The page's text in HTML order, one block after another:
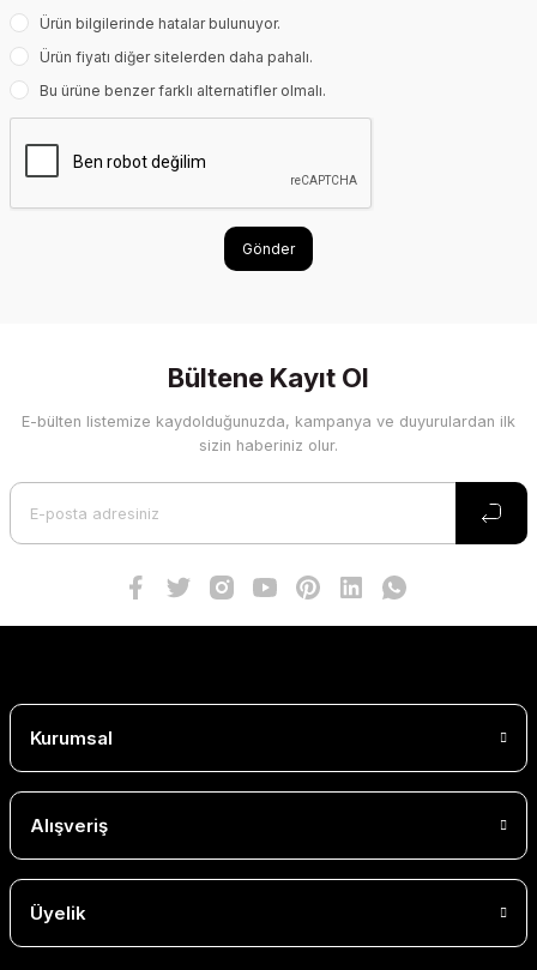
Ürün bilgilerinde hatalar bulunuyor.
Ürün fiyatı diğer sitelerden daha pahalı.
Bu ürüne benzer farklı alternatifler olmalı.
Gönder
Bültene Kayıt Ol
E-bülten listemize kaydolduğunuzda, kampanya ve duyurulardan ilk
sizin haberiniz olur.
Kurumsal
Alışveriş
Üyelik